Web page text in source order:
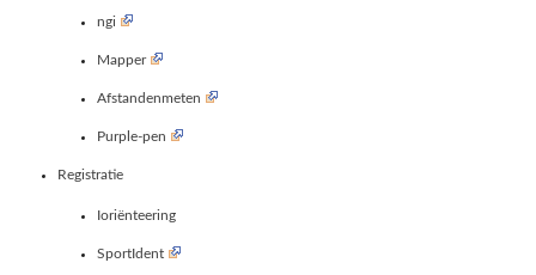
ngi
Mapper
Afstandenmeten
Purple-pen
Registratie
Ioriënteering
SportIdent